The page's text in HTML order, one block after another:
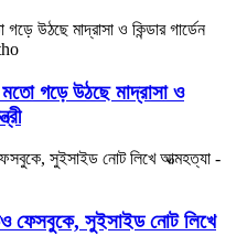
মতো গড়ে উঠছে মাদ্রাসা ও
ফেসবুকে, সুইসাইড নোট লিখে